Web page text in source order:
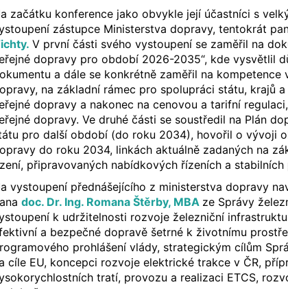
začátku konference jako obvykle její účastníci s
zástupce Ministerstva dopravy, tentokrát
V první části svého vystoupení se zaměřil na
dopravy pro období 2026-2035“, kde vysvětlil
a dále se konkrétně zaměřil na kompetence
na základní rámec pro spolupráci státu, krajů
dopravy a nakonec na cenovou a tarifní
dopravy. Ve druhé části se soustředil na Plán
pro další období (do roku 2034), hovořil o vývoji
do roku 2034, linkách aktuálně zadaných na
připravovaných nabídkových řízeních a stabilních
vystoupení přednášejícího z ministerstva dopravy
doc. Dr. Ing. Romana Štěrby, MBA ze Správy
k udržitelnosti rozvoje železniční
a bezpečné dopravě šetrné k životnímu
prohlášení vlády, strategickým cílům
cíle EU, koncepci rozvoje elektrické trakce v ČR,
tratí, provozu a realizaci ETCS,